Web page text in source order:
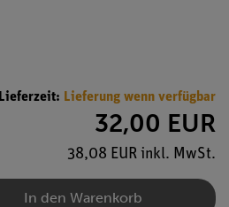
Lieferzeit: Lieferung wenn verfügbar
32,00 EUR
38,08 EUR inkl. MwSt.
In den Warenkorb